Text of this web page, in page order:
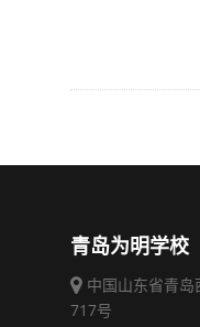
青岛为明学校
中国山东省青
717号